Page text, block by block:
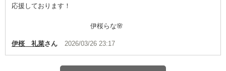
応援しております！
伊桜らな🌸
伊桜 礼菜さん 2026/03/26 23:17